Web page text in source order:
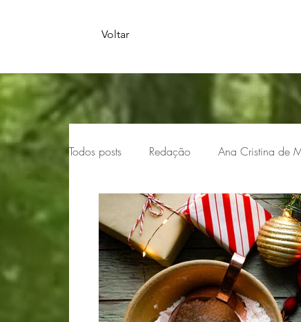
Voltar
Todos posts Redação Ana Cristina de
Doris Barg Dra. Ellen Costa Mendes
Lizete de Paula Metaverso
Lucia Albuquerque